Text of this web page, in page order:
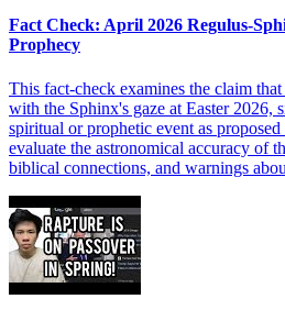
Fact Check: April 2026 Regulus-
Prophecy
This fact-check examines the claim
with the Sphinx's gaze at Easter 2026,
spiritual or prophetic event as
evaluate the astronomical accuracy of
biblical connections, and warnings